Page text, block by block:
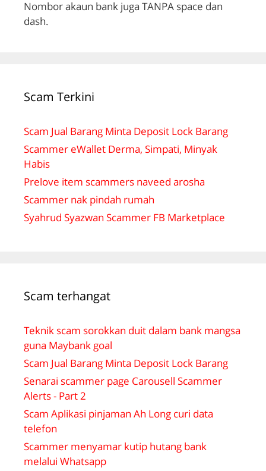
Nombor akaun bank juga TANPA space dan
dash.
Scam Terkini
Scam Jual Barang Minta Deposit Lock Barang
Scammer eWallet Derma, Simpati, Minyak
Habis
Prelove item scammers naveed arosha
Scammer nak pindah rumah
Syahrud Syazwan Scammer FB Marketplace
Scam terhangat
Teknik scam sorokkan duit dalam bank mangsa
guna Maybank goal
Scam Jual Barang Minta Deposit Lock Barang
Senarai scammer page Carousell Scammer
Alerts - Part 2
Scam Aplikasi pinjaman Ah Long curi data
telefon
Scammer menyamar kutip hutang bank
melalui Whatsapp